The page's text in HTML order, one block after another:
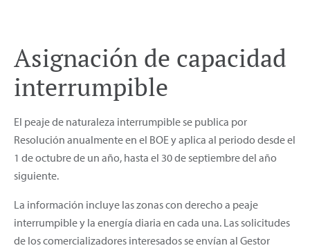
Asignación de capacidad
interrumpible
El peaje de naturaleza interrumpible se publica por
Resolución anualmente en el BOE y aplica al periodo desde el
1 de octubre de un año, hasta el 30 de septiembre del año
siguiente.
La información incluye las zonas con derecho a peaje
interrumpible y la energía diaria en cada una. Las solicitudes
de los comercializadores interesados se envían al Gestor